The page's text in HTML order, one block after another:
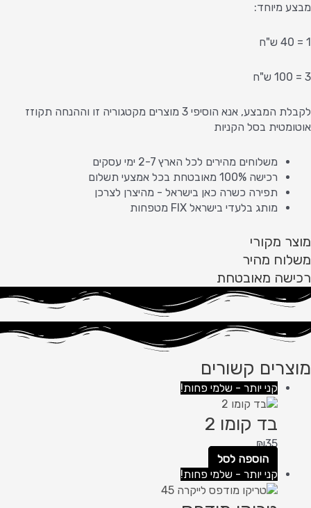
מבצע מיוחד:
1 = 40 ש"ח
3 = 100 ש"ח
לקבלת המבצע, אנא הוסיפי 3 מוצרים מקטגוריה זו וההנחה תקוזז
אוטומטית בסל הקניות
משלוחים מהירים לכל הארץ 2-7 ימי עסקים
רכישה 100% מאובטחת בכל אמצעי תשלום
תפירה כשרה כאן בישראל - מהיצרן לצרכן
מותג בלעדי בישראל FIX מטפחות
מוצר מקורי
משלוח מהיר
רכישה מאובטחת
מוצרים קשורים
קני יותר - שלמי פחות!
בד קומו 2
₪35
הוספה לסל
קני יותר - שלמי פחות!